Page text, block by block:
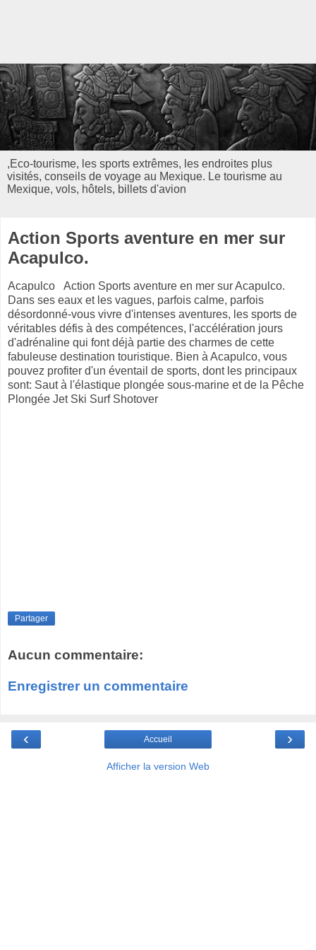
,Eco-tourisme, les sports extrêmes, les endroites plus
visités, conseils de voyage au Mexique. Le tourisme au
Mexique, vols, hôtels, billets d'avion
Action Sports aventure en mer sur
Acapulco.
Acapulco Action Sports aventure en mer sur Acapulco.
Dans ses eaux et les vagues, parfois calme, parfois
désordonné-vous vivre d'intenses aventures, les sports de
véritables défis à des compétences, l'accélération jours
d'adrénaline qui font déjà partie des charmes de cette
fabuleuse destination touristique. Bien à Acapulco, vous
pouvez profiter d'un éventail de sports, dont les principaux
sont: Saut à l'élastique plongée sous-marine et de la Pêche
Plongée Jet Ski Surf Shotover
Partager
Aucun commentaire:
Enregistrer un commentaire
‹ ›
Accueil
Afficher la version Web